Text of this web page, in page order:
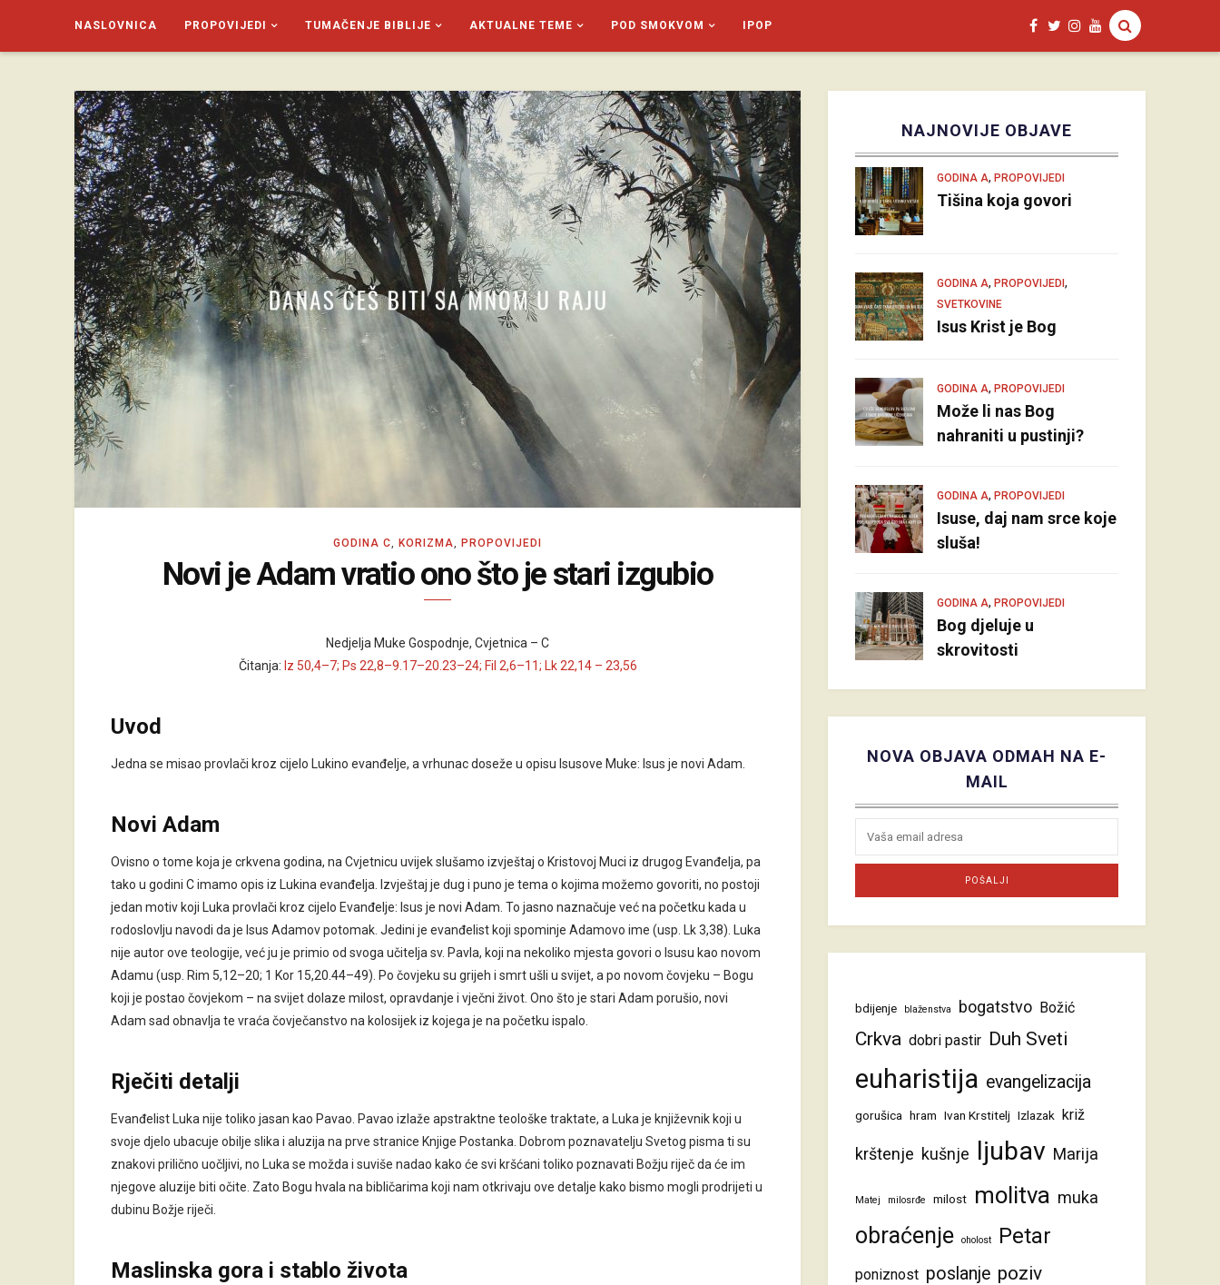
NASLOVNICA PROPOVIJEDI TUMAČENJE BIBLIJE AKTUALNE TEME POD SMOKVOM IPOP
SAGUD.XYZ
GODINA C, KORIZMA, PROPOVIJEDI
Novi je Adam vratio ono što je stari izgubio
Nedjelja Muke Gospodnje, Cvjetnica – C
Čitanja: Iz 50,4–7; Ps 22,8–9.17–20.23–24; Fil 2,6–11; Lk 22,14 – 23,56
Uvod
Jedna se misao provlači kroz cijelo Lukino evanđelje, a vrhunac doseže u opisu Isusove Muke: Isus je novi Adam.
Novi Adam
Ovisno o tome koja je crkvena godina, na Cvjetnicu uvijek slušamo izvještaj o Kristovoj Muci iz drugog Evanđelja, pa
tako u godini C imamo opis iz Lukina evanđelja. Izvještaj je dug i puno je tema o kojima možemo govoriti, no postoji
jedan motiv koji Luka provlači kroz cijelo Evanđelje: Isus je novi Adam. To jasno naznačuje već na početku kada u
rodoslovlju navodi da je Isus Adamov potomak. Jedini je evanđelist koji spominje Adamovo ime (usp. Lk 3,38). Luka
nije autor ove teologije, već ju je primio od svoga učitelja sv. Pavla, koji na nekoliko mjesta govori o Isusu kao novom
Adamu (usp. Rim 5,12–20; 1 Kor 15,20.44–49). Po čovjeku su grijeh i smrt ušli u svijet, a po novom čovjeku – Bogu
koji je postao čovjekom – na svijet dolaze milost, opravdanje i vječni život. Ono što je stari Adam porušio, novi
Adam sad obnavlja te vraća čovječanstvo na kolosijek iz kojega je na početku ispalo.
Rječiti detalji
Evanđelist Luka nije toliko jasan kao Pavao. Pavao izlaže apstraktne teološke traktate, a Luka je književnik koji u
svoje djelo ubacuje obilje slika i aluzija na prve stranice Knjige Postanka. Dobrom poznavatelju Svetog pisma ti su
znakovi prilično uočljivi, no Luka se možda i suviše nadao kako će svi kršćani toliko poznavati Božju riječ da će im
njegove aluzije biti očite. Zato Bogu hvala na bibličarima koji nam otkrivaju ove detalje kako bismo mogli prodrijeti u
dubinu Božje riječi.
Maslinska gora i stablo života
NAJNOVIJE OBJAVE
GODINA A, PROPOVIJEDI
Tišina koja govori
GODINA A, PROPOVIJEDI ,
SVETKOVINE
Isus Krist je Bog
GODINA A, PROPOVIJEDI
Može li nas Bog
nahraniti u pustinji?
GODINA A, PROPOVIJEDI
Isuse, daj nam srce koje
sluša!
GODINA A, PROPOVIJEDI
Bog djeluje u
skrovitosti
NOVA OBJAVA ODMAH NA E-
MAIL
bdijenje blaženstva bogatstvo Božić
Crkva dobri pastir Duh Sveti
euharistija evangelizacija
gorušica hram Ivan Krstitelj Izlazak križ
krštenje kušnje ljubav Marija
Matej milosrđe milost molitva muka
obraćenje oholost Petar
poniznost poslanje poziv